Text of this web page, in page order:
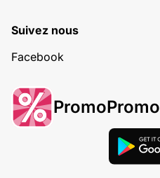
Suivez nous
Facebook
PromoPromo